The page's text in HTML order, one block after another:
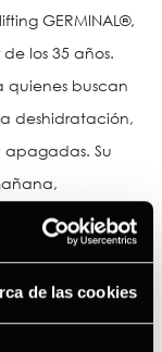
de las cookies
GERMINAL®,
los 35 años.
quienes buscan
deshidratación,
apagadas. Su
máxima,